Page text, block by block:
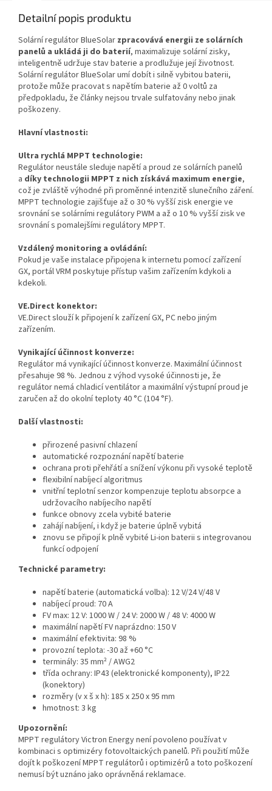
Detailní popis produktu
Solární regulátor BlueSolar zpracovává energii ze solárních
panelů a ukládá ji do baterií, maximalizuje solární zisky,
inteligentně udržuje stav baterie a prodlužuje její životnost.
Solární regulátor BlueSolar umí dobít i silně vybitou baterii,
protože může pracovat s napětím baterie až 0 voltů za
předpokladu, že články nejsou trvale sulfatovány nebo jinak
poškozeny.
Hlavní vlastnosti:
Ultra rychlá MPPT technologie:
Regulátor neustále sleduje napětí a proud ze solárních panelů
a díky technologii MPPT z nich získává maximum energie,
což je zvláště výhodné při proměnné intenzitě slunečního záření.
MPPT technologie zajišťuje až o 30 % vyšší zisk energie ve
srovnání se solárními regulátory PWM a až o 10 % vyšší zisk ve
srovnání s pomalejšími regulátory MPPT.
Vzdálený monitoring a ovládání:
Pokud je vaše instalace připojena k internetu pomocí zařízení
GX, portál VRM poskytuje přístup vašim zařízením kdykoli a
kdekoli.
VE.Direct konektor:
VE.Direct slouží k připojení k zařízení GX, PC nebo jiným
zařízením.
Vynikající účinnost konverze:
Regulátor má vynikající účinnost konverze. Maximální účinnost
přesahuje 98 %. Jednou z výhod vysoké účinnosti je, že
regulátor nemá chladicí ventilátor a maximální výstupní proud je
zaručen až do okolní teploty 40 °C (104 °F).
Další vlastnosti:
přirozené pasivní chlazení
automatické rozpoznání napětí baterie
ochrana proti přehřátí a snížení výkonu při vysoké teplotě
flexibilní nabíjecí algoritmus
vnitřní teplotní senzor kompenzuje teplotu absorpce a
udržovacího nabíjecího napětí
funkce obnovy zcela vybité baterie
zahájí nabíjení, i když je baterie úplně vybitá
znovu se připojí k plně vybité Li-ion baterii s integrovanou
funkcí odpojení
Technické parametry:
napětí baterie (automatická volba): 12 V/24 V/48 V
nabíjecí proud: 70 A
FV max: 12 V: 1000 W / 24 V: 2000 W / 48 V: 4000 W
maximální napětí FV naprázdno: 150 V
maximální efektivita: 98 %
provozní teplota: -30 až +60 °C
terminály: 35 mm² / AWG2
třída ochrany: IP43 (elektronické komponenty), IP22
(konektory)
rozměry (v x š x h): 185 x 250 x 95 mm
hmotnost: 3 kg
Upozornění:
MPPT regulátory Victron Energy není povoleno používat v
kombinaci s optimizéry fotovoltaických panelů. Při použití může
dojít k poškození MPPT regulátorů i optimizérů a toto poškození
nemusí být uznáno jako oprávněná reklamace.